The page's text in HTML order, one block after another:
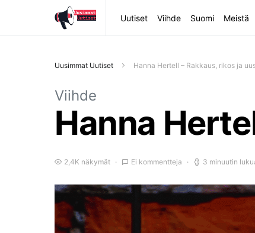
Uutiset Viihde Suomi Meistä
Uusimmat Uutiset Hanna Hertell – Rakkaus, rikos ja
Viihde
Hanna
2,4K näkymät Ei kommentteja 3 minuutin